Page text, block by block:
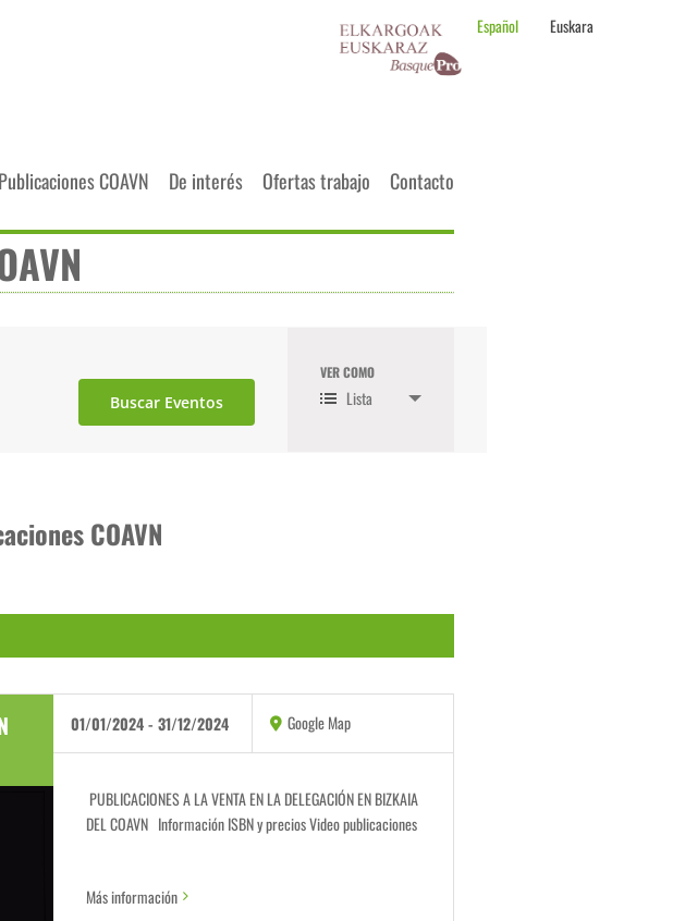
Español Euskara
Publicaciones COAVN De interés Ofertas trabajo Contacto
Navegación
VER COMO
Lista
COAVN
01/01/2024-31/12/2024 Google Map
PUBLICACIONES A LA VENTA EN LA DELEGACIÓN EN BIZKAIA
DEL COAVN Información ISBN y precios Video publicaciones
Más información